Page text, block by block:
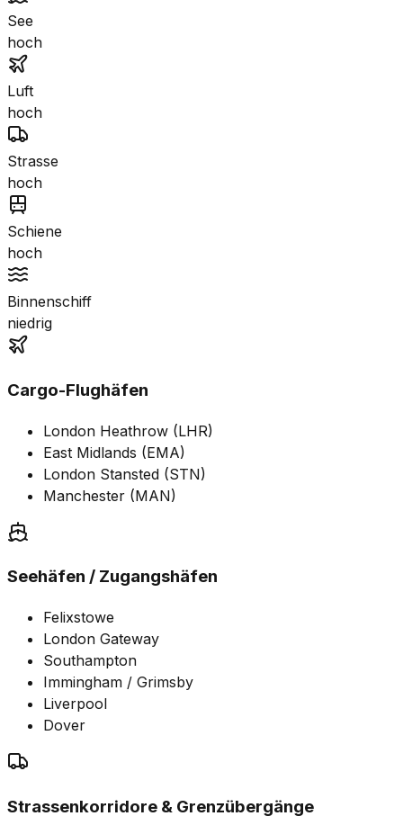
See
hoch
Luft
hoch
Strasse
hoch
Schiene
hoch
Binnenschiff
niedrig
Cargo-Flughäfen
London Heathrow (LHR)
East Midlands (EMA)
London Stansted (STN)
Manchester (MAN)
Seehäfen / Zugangshäfen
Felixstowe
London Gateway
Southampton
Immingham / Grimsby
Liverpool
Dover
Strassenkorridore & Grenzübergänge